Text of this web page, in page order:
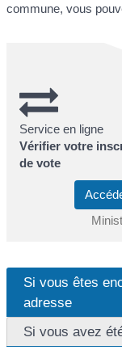
commune, vous
Service en ligne
Vérifier votre
de vote
Si vous êtes
adresse
Si vous avez